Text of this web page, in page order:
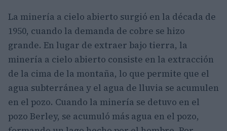
La minería a cielo abierto surgió en la década de
1950, cuando la demanda de cobre se hizo
grande. En lugar de extraer bajo tierra, la
minería a cielo abierto consiste en la extracción
de la cima de la montaña, lo que permite que el
agua subterránea y el agua de lluvia se acumulen
en el pozo. Cuando la minería se detuvo en el
pozo Berley, se acumuló más agua en el pozo,